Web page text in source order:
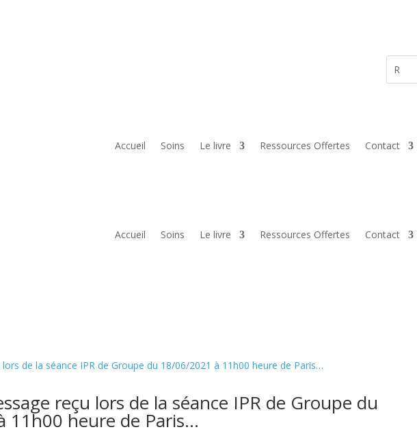
Accueil Soins Le livre Ressources Offertes Contact
Accueil Soins Le livre Ressources Offertes Contact
reçu lors de la séance IPR de Groupe du
11h00 heure de Paris…